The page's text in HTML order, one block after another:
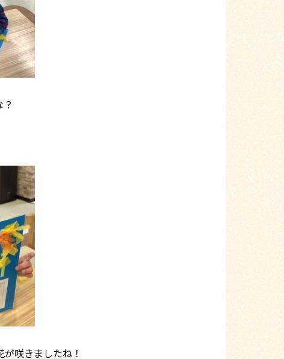
咲きましたね！